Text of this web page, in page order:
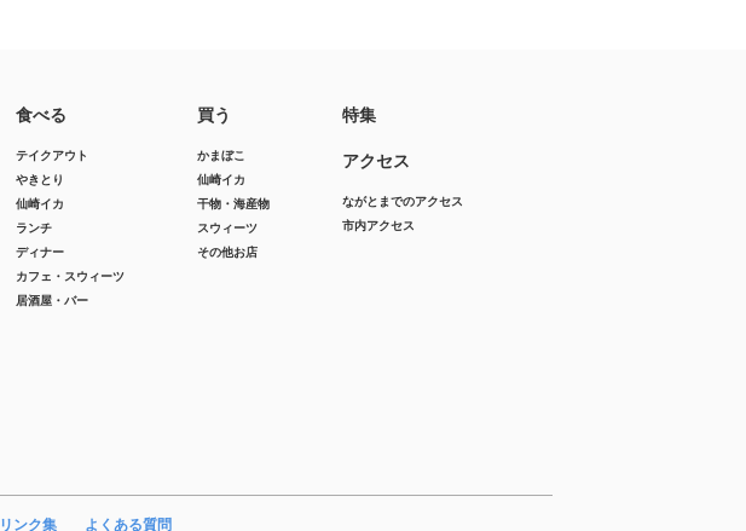
食べる
テイクアウト
やきとり
仙崎イカ
ランチ
ディナー
カフェ・スウィーツ
居酒屋・バー
買う
かまぼこ
仙崎イカ
干物・海産物
スウィーツ
その他お店
特集
アクセス
ながとまでのアクセス
市内アクセス
リンク集 よくある質問